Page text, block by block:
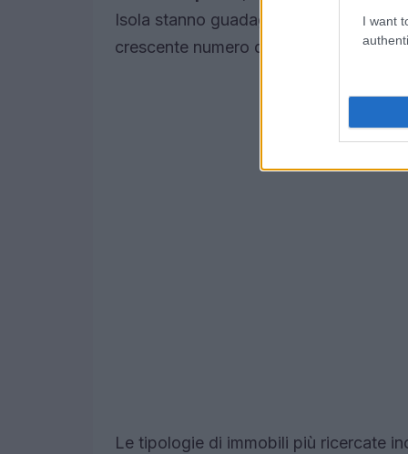
I want
Isola stanno guadagnando
crescente numero di servizi e
Le tipologie di immobili più ricercate